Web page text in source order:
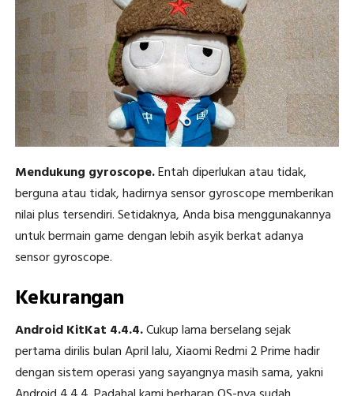
Mendukung gyroscope.Entah diperlukan atau tidak,
berguna atau tidak, hadirnya sensor gyroscope memberikan
nilai plus tersendiri. Setidaknya, Anda bisa menggunakannya
untuk bermain game dengan lebih asyik berkat adanya
sensor gyroscope.
Kekurangan
Android KitKat 4.4.4.Cukup lama berselang sejak
pertama dirilis bulan April lalu, Xiaomi Redmi 2 Prime hadir
dengan sistem operasi yang sayangnya masih sama, yakni